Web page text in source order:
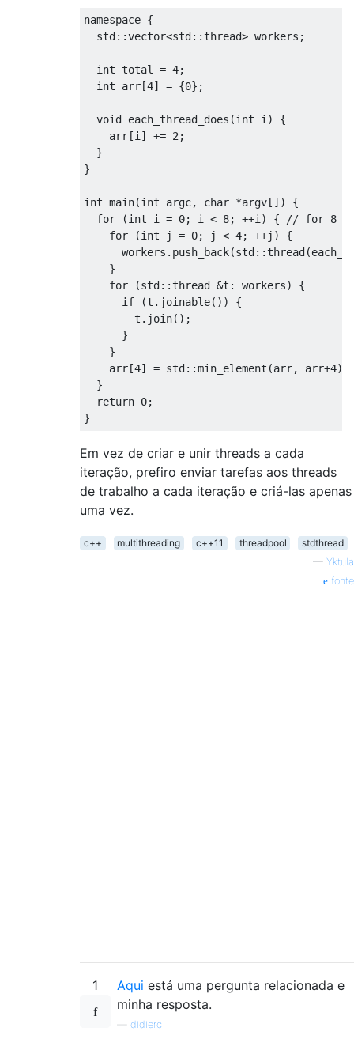
namespace {
  std
::vector<std::thread> workers ;
int total = 4;
int arr[4] = {0};
void each_thread_does (int i )
{
    arr
[i ] += 2 ;
}
}
int main(int argc, char *argv[])
{
for
(int i = 0; i < 8; ++i ) {
// for 8
for
(int j = 0; j < 4; ++j )
{
      workers
. push_back(std::thread(
}
for
(std::thread &t : workers)
{
if
(t . joinable())
{
        t
. join();
}
}
    arr
[4] = std::min_element (arr, arr+4);
}
return 0;
}
Em vez de criar e unir threads a cada
iteração, prefiro enviar tarefas aos threads
de trabalho a cada iteração e criá-las apenas
uma vez.
c++ multithreading c++11 threadpool
stdthread
— Yktula
fonte
1 Aqui está uma pergunta relacionada e
minha resposta.
didierc